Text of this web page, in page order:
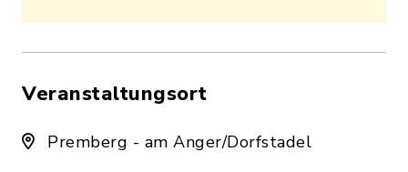
Veranstaltungsort
Premberg - am Anger/Dorfstadel